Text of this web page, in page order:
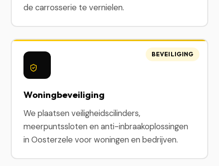
de carrosserie te vernielen.
Woningbeveiliging
We plaatsen veiligheidscilinders,
meerpuntssloten en anti-inbraakoplossingen
in Oosterzele voor woningen en bedrijven.
BEVEILIGING